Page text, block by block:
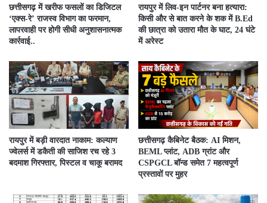
​छत्तीसगढ़ में खरीफ फसलों का डिजिटल
‘एक्स-रे’ राजस्व विभाग का फरमान,
लापरवाही पर होगी सीधी अनुशासनात्मक
कार्रवाई..
रायपुर में लिव-इन पार्टनर बना हत्यारा:
किसी और से बात करने के शक में B.Ed
की छात्रा को उतारा मौत के घाट, 24 घंटे
में अरेस्ट
रायपुर में बड़ी वारदात नाकाम: कल्याण
ज्वेलर्स में डकैती की साजिश रच रहे 3
बदमाश गिरफ्तार, पिस्टल व चाकू बरामद
छत्तीसगढ़ कैबिनेट बैठक: AI मिशन,
BEML प्लांट, ADB ग्रांट और
CSPGCL बॉन्ड समेत 7 महत्वपूर्ण
प्रस्तावों पर मुहर